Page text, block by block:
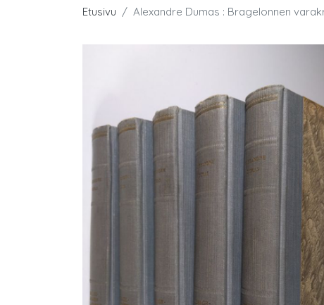
Etusivu Alexandre Dumas : Bragelonnen